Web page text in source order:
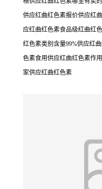
供应红曲红色素报价供应红
应红曲红色素食品级红曲红
红色素类别含量99%供应红
色素食用供应红曲红色素作
家供应红曲红色素